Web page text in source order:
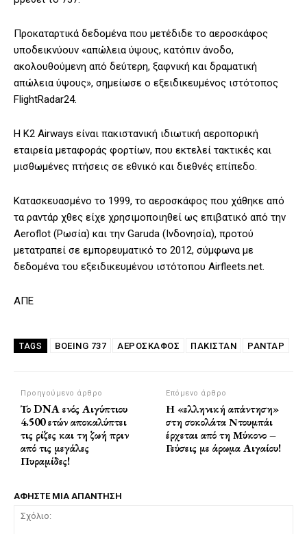
Προκαταρτικά δεδομένα που μετέδιδε το αεροσκάφος
υποδεικνύουν «απώλεια ύψους, κατόπιν άνοδο,
ακολουθούμενη από δεύτερη, ξαφνική και δραματική
απώλεια ύψους», σημείωσε ο εξειδικευμένος ιστότοπος
FlightRadar24.
Η K2 Airways είναι πακιστανική ιδιωτική αεροπορική
εταιρεία μεταφοράς φορτίων, που εκτελεί τακτικές και
μισθωμένες πτήσεις σε εθνικό και διεθνές επίπεδο.
Κατασκευασμένο το 1999, το αεροσκάφος που χάθηκε από
τα ραντάρ χθες είχε χρησιμοποιηθεί ως επιβατικό από την
Aeroflot (Ρωσία) και την Garuda (Ινδονησία), προτού
μετατραπεί σε εμπορευματικό το 2012, σύμφωνα με
δεδομένα του εξειδικευμένου ιστότοπου Airfleets.net.
ΑΠΕ
TAGS BOEING 737 ΑΕΡΟΣΚΆΦΟΣ ΠΑΚΙΣΤΆΝ ΡΑΝΤΆΡ
Προηγούμενο άρθρο
Το DNA ενός Αιγύπτιου
4.500 ετών αποκαλύπτει
τις ρίζες και τη ζωή πριν
από τις μεγάλες
Πυραμίδες!
Επόμενο άρθρο
Η «ελληνική απάντηση»
στη σοκολάτα Ντουμπάι
έρχεται από τη Μύκονο –
Γεύσεις με άρωμα Αιγαίου!
ΑΦΗΣΤΕ ΜΙΑ ΑΠΑΝΤΗΣΗ